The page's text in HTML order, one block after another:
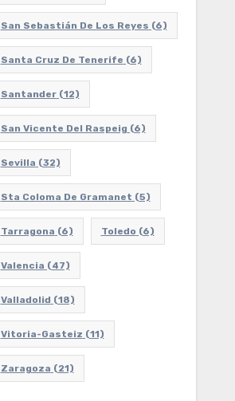
San Sebastián De Los Reyes (6)
Santa Cruz De Tenerife (6)
Santander(12)
San Vicente Del Raspeig (6)
Sevilla (32)
Sta Coloma De Gramanet (5)
Tarragona (6) Toledo (6)
Valencia (47)
Valladolid (18)
Vitoria-Gasteiz (11)
Zaragoza (21)